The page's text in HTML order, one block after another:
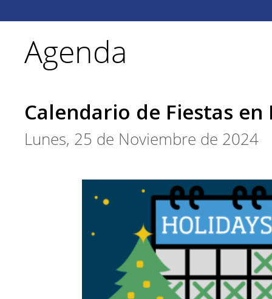
Agenda
Calendario de Fiestas en
Lunes, 25 de Noviembre de 2024